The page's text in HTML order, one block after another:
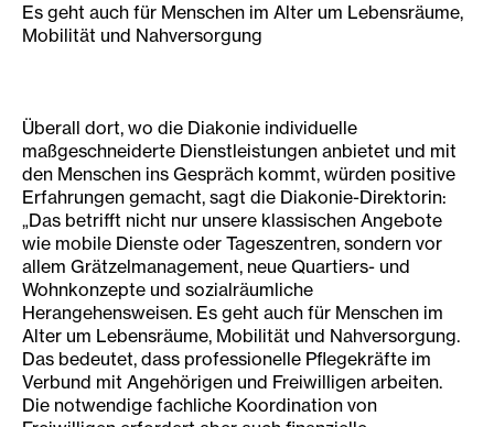
Es geht auch für Menschen im Alter um Lebensräume,
Mobilität und Nahversorgung
Überall dort, wo die Diakonie individuelle
maßgeschneiderte Dienstleistungen anbietet und mit
den Menschen ins Gespräch kommt, würden positive
Erfahrungen gemacht, sagt die Diakonie-Direktorin:
„Das betrifft nicht nur unsere klassischen Angebote
wie mobile Dienste oder Tageszentren, sondern vor
allem Grätzelmanagement, neue Quartiers- und
Wohnkonzepte und sozialräumliche
Herangehensweisen. Es geht auch für Menschen im
Alter um Lebensräume, Mobilität und Nahversorgung.
Das bedeutet, dass professionelle Pflegekräfte im
Verbund mit Angehörigen und Freiwilligen arbeiten.
Die notwendige fachliche Koordination von